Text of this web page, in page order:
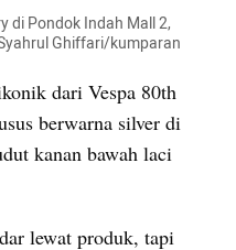
di Pondok Indah Mall 2,
Ghiffari/kumparan
dari Vespa 80th
berwarna silver di
kanan bawah laci
lewat produk, tapi